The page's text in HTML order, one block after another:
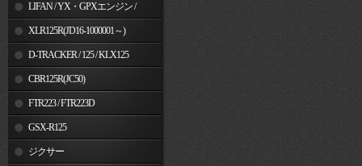
LIFAN / YX・GPXエンジン /
JinchengXLR125R(JD16-1000001～)
D-TRACKER / 125 / KLX125
CBR125R(JC50)
FTR223 / FTR223D
GSX-R125
ジクサー